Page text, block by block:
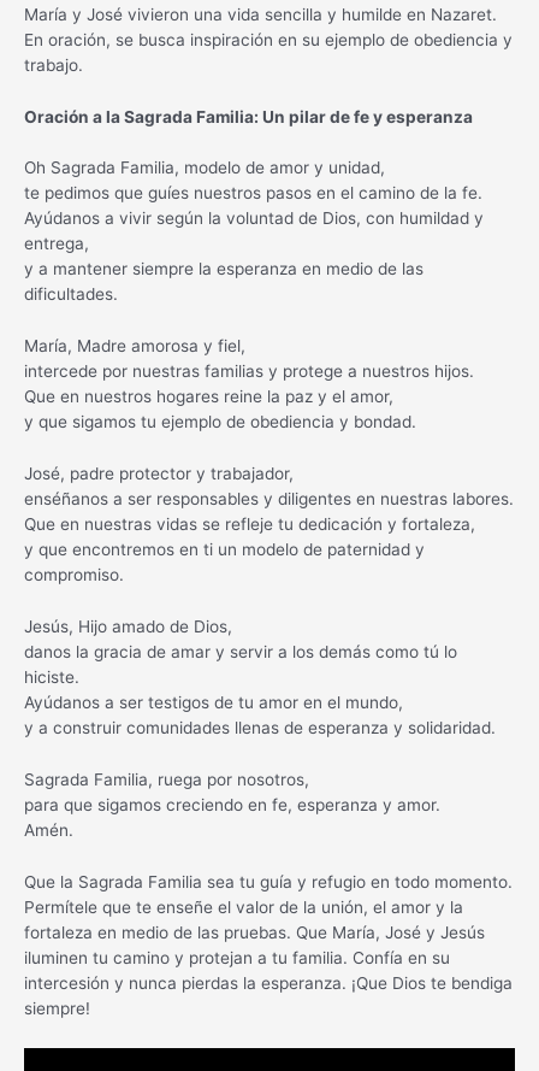
María y José vivieron una vida sencilla y humilde en Nazaret.
En oración, se busca inspiración en su ejemplo de obediencia y
trabajo.
Oración a la Sagrada Familia: Un pilar de fe y esperanza
Oh Sagrada Familia, modelo de amor y unidad,
te pedimos que guíes nuestros pasos en el camino de la fe.
Ayúdanos a vivir según la voluntad de Dios, con humildad y
entrega,
y a mantener siempre la esperanza en medio de las
dificultades.
María, Madre amorosa y fiel,
intercede por nuestras familias y protege a nuestros hijos.
Que en nuestros hogares reine la paz y el amor,
y que sigamos tu ejemplo de obediencia y bondad.
José, padre protector y trabajador,
enséñanos a ser responsables y diligentes en nuestras labores.
Que en nuestras vidas se refleje tu dedicación y fortaleza,
y que encontremos en ti un modelo de paternidad y
compromiso.
Jesús, Hijo amado de Dios,
danos la gracia de amar y servir a los demás como tú lo
hiciste.
Ayúdanos a ser testigos de tu amor en el mundo,
y a construir comunidades llenas de esperanza y solidaridad.
Sagrada Familia, ruega por nosotros,
para que sigamos creciendo en fe, esperanza y amor.
Amén.
Que la Sagrada Familia sea tu guía y refugio en todo momento.
Permítele que te enseñe el valor de la unión, el amor y la
fortaleza en medio de las pruebas. Que María, José y Jesús
iluminen tu camino y protejan a tu familia. Confía en su
intercesión y nunca pierdas la esperanza. ¡Que Dios te bendiga
siempre!